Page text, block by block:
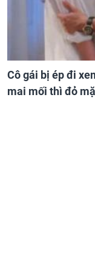
Cô gái bị ép đi
mai mối thì đỏ